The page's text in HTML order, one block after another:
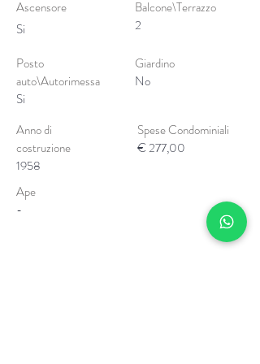
Ascensore
Balcone\Terrazzo
Si
2
Posto
auto\Autorimessa
Giardino
No
Si
Anno di
costruzione
Spese Condominiali
€ 277,00
1958
Ape
-